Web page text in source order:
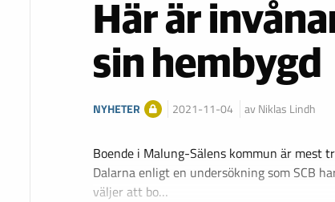
Här är
sin hembygd
NYHETER 2021-11-04 av Niklas Lindh
Boende i Malung-Sälens kommun är mest
Dalarna enligt en undersökning som SCB
väljer att bo…